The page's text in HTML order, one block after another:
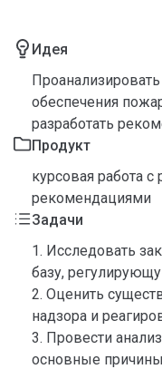
Идея
обеспечения
разработать
Продукт
курсовая работа с
рекомендациями
Задачи
1. Исследовать
базу,
2. Оценить
надзора и
3. Провести
основные